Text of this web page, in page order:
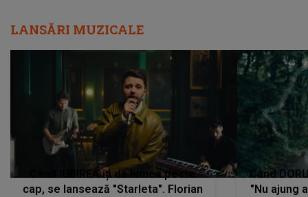
LANSĂRI MUZICALE
Când IUBIREA îți dă lumea peste
cap, se lansează "Starleta". Florian
Când
"Nu ajung